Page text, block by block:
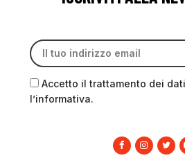
Accetto il trattamento dei
l’informativa.